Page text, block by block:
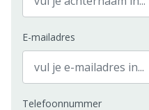
E-mailadres
Telefoonnummer